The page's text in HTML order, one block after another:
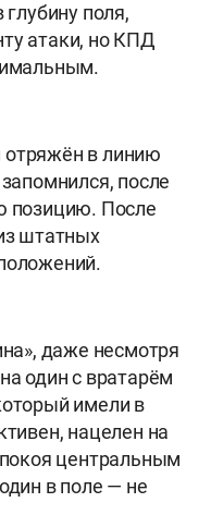
поля,
атаки, но КПД
в линию
после
позицию. После
штатных
даже несмотря
один с вратарём
имели в
нацелен на
центральным
в поле — не